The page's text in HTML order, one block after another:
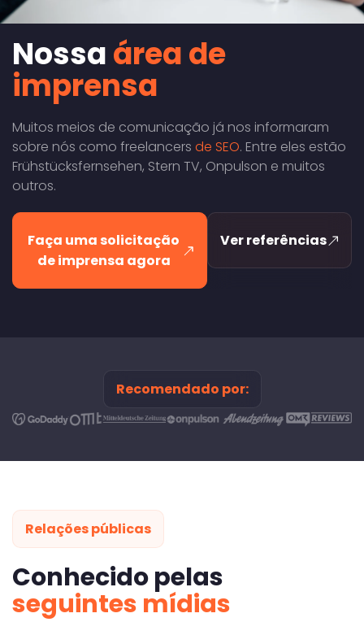
Nossaárea de
imprensa
Muitos meios de comunicação já nos informaram
sobre nós como freelancers de SEO. Entre eles estão
Frühstücksfernsehen, Stern TV, Onpulson e muitos
outros.
Faça uma solicitação
de imprensa agora
Ver referências
Recomendado por:
Relações públicas
Conhecido pelas
seguintes mídias